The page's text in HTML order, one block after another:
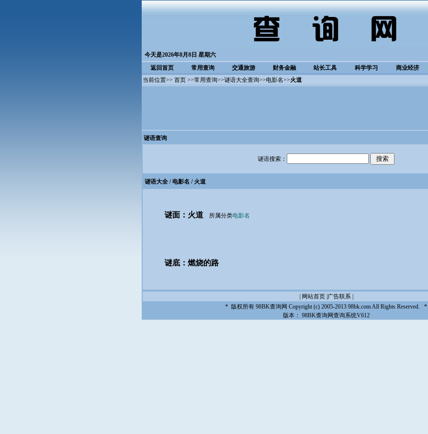
今天是2026年8月8日 星期六
返回首页
常用查询 交通旅游 财务金融 站长工具 科学学习 商业经济
当前位置>> 首页 >>常用查询>>谜语大全查询>>电影名>>火道
谜语查询
谜语搜索：
谜语大全 / 电影名 / 火道
谜面：火道所属分类电影名
谜底：燃烧的路
网站首页| 广告联系|
* 版权所有 98BK查询网 Copyright (c) 2005-2013 98bk.com All Rights Reserved. *
版本： 98BK查询网查询系统V612